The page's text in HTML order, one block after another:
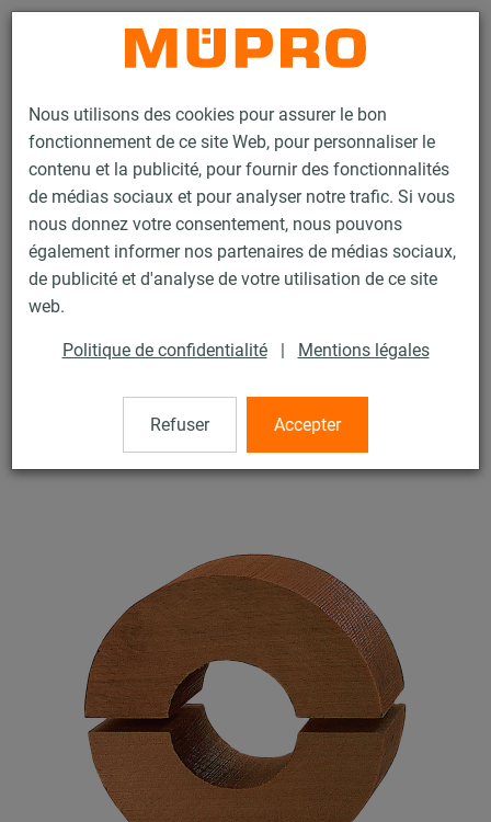
Nous utilisons des cookies pour assurer le bon
fonctionnement de ce site Web, pour personnaliser le
contenu et la publicité, pour fournir des fonctionnalités
de médias sociaux et pour analyser notre trafic. Si vous
nous donnez votre consentement, nous pouvons
également informer nos partenaires de médias sociaux,
de publicité et d'analyse de votre utilisation de ce site
web.
Politique de confidentialité | Mentions légales
Refuser Accepter
Contact
Produits Technique de fixation
Supports lourds
Points fixes / Dilatation pour supports lourds
Coquille en bois
Coquille en bois
Coquille bois, 30/200, 3/4" (26,9 mm)